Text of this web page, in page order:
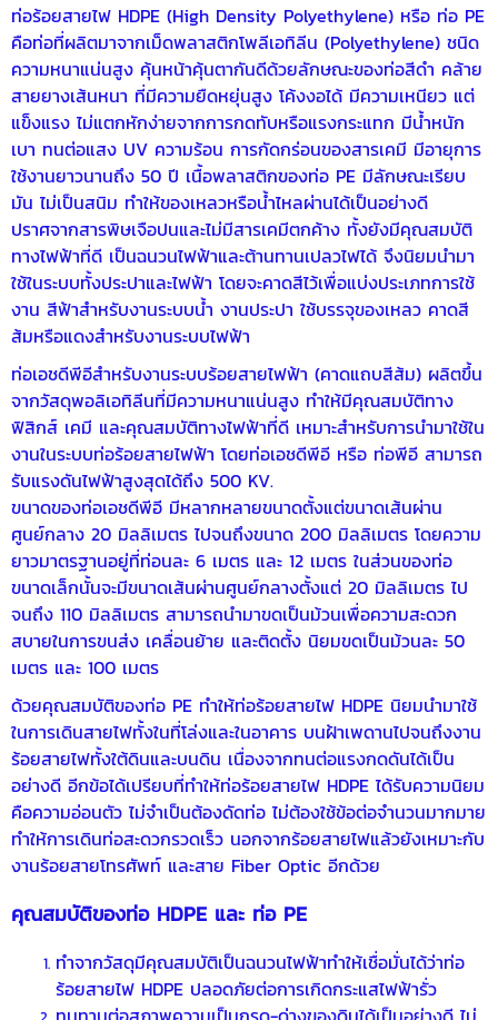
ท่อร้อยสายไฟ HDPE (High Density Polyethylene) หรือ ท่อ PE
คือท่อที่ผลิตมาจากเม็ดพลาสติกโพลีเอทิลีน (Polyethylene) ชนิด
ความหนาแน่นสูง คุ้นหน้าคุ้นตากันดีด้วยลักษณะของท่อสีดำ คล้าย
สายยางเส้นหนา ที่มีความยืดหยุ่นสูง โค้งงอได้ มีความเหนียว แต่
แข็งแรง ไม่แตกหักง่ายจากการกดทับหรือแรงกระแทก มีน้ำหนัก
เบา ทนต่อแสง UV ความร้อน การกัดกร่อนของสารเคมี มีอายุการ
ใช้งานยาวนานถึง 50 ปี เนื้อพลาสติกของท่อ PE มีลักษณะเรียบ
มัน ไม่เป็นสนิม ทำให้ของเหลวหรือน้ำไหลผ่านได้เป็นอย่างดี
ปราศจากสารพิษเจือปนและไม่มีสารเคมีตกค้าง ทั้งยังมีคุณสมบัติ
ทางไฟฟ้าที่ดี เป็นฉนวนไฟฟ้าและต้านทานเปลวไฟได้ จึงนิยมนำมา
ใช้ในระบบทั้งประปาและไฟฟ้า โดยจะคาดสีไว้เพื่อแบ่งประเภทการใช้
งาน สีฟ้าสำหรับงานระบบน้ำ งานประปา ใช้บรรจุของเหลว คาดสี
ส้มหรือแดงสำหรับงานระบบไฟฟ้า
ท่อเอชดีพีอีสำหรับงานระบบร้อยสายไฟฟ้า (คาดแถบสีส้ม) ผลิตขึ้น
จากวัสดุพอลิเอทิลีนที่มีความหนาแน่นสูง ทำให้มีคุณสมบัติทาง
ฟิสิกส์ เคมี และคุณสมบัติทางไฟฟ้าที่ดี เหมาะสำหรับการนำมาใช้ใน
งานในระบบท่อร้อยสายไฟฟ้า โดยท่อเอชดีพีอี หรือ ท่อพีอี สามารถ
รับแรงดันไฟฟ้าสูงสุดได้ถึง 500 KV.
ขนาดของท่อเอชดีพีอี มีหลากหลายขนาดตั้งแต่ขนาดเส้นผ่าน
ศูนย์กลาง 20 มิลลิเมตร ไปจนถึงขนาด 200 มิลลิเมตร โดยความ
ยาวมาตรฐานอยู่ที่ท่อนละ 6 เมตร และ 12 เมตร ในส่วนของท่อ
ขนาดเล็กนั้นจะมีขนาดเส้นผ่านศูนย์กลางตั้งแต่ 20 มิลลิเมตร ไป
จนถึง 110 มิลลิเมตร สามารถนำมาขดเป็นม้วนเพื่อความสะดวก
สบายในการขนส่ง เคลื่อนย้าย และติดตั้ง นิยมขดเป็นม้วนละ 50
เมตร และ 100 เมตร
ด้วยคุณสมบัติของท่อ PE ทำให้ท่อร้อยสายไฟ HDPE นิยมนำมาใช้
ในการเดินสายไฟทั้งในที่โล่งและในอาคาร บนฝ้าเพดานไปจนถึงงาน
ร้อยสายไฟทั้งใต้ดินและบนดิน เนื่องจากทนต่อแรงกดดันได้เป็น
อย่างดี อีกข้อได้เปรียบที่ทำให้ท่อร้อยสายไฟ HDPE ได้รับความนิยม
คือความอ่อนตัว ไม่จำเป็นต้องดัดท่อ ไม่ต้องใช้ข้อต่อจำนวนมากมาย
ทำให้การเดินท่อสะดวกรวดเร็ว นอกจากร้อยสายไฟแล้วยังเหมาะกับ
งานร้อยสายโทรศัพท์ และสาย Fiber Optic อีกด้วย
คุณสมบัติของท่อ HDPE และ ท่อ PE
ทำจากวัสดุมีคุณสมบัติเป็นฉนวนไฟฟ้าทำให้เชื่อมั่นได้ว่าท่อ
ร้อยสายไฟ HDPE ปลอดภัยต่อการเกิดกระแสไฟฟ้ารั่ว